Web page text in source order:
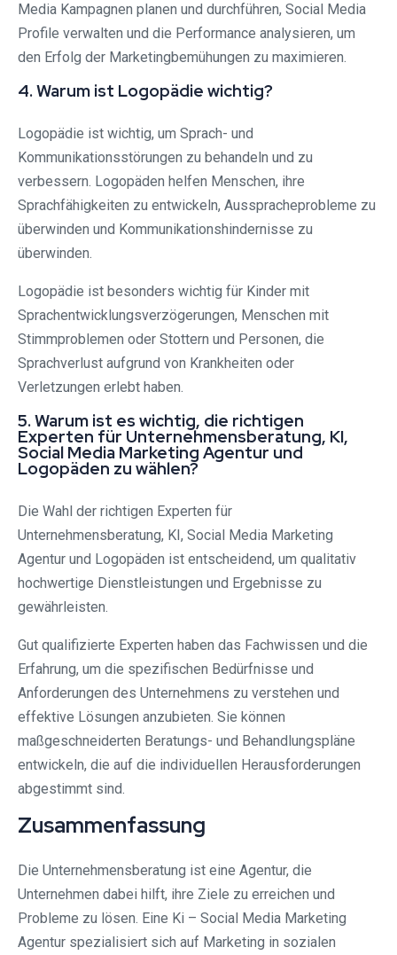
Media Kampagnen planen und durchführen, Social Media
Profile verwalten und die Performance analysieren, um
den Erfolg der Marketingbemühungen zu maximieren.
4. Warum ist Logopädie wichtig?
Logopädie ist wichtig, um Sprach- und
Kommunikationsstörungen zu behandeln und zu
verbessern. Logopäden helfen Menschen, ihre
Sprachfähigkeiten zu entwickeln, Ausspracheprobleme zu
überwinden und Kommunikationshindernisse zu
überwinden.
Logopädie ist besonders wichtig für Kinder mit
Sprachentwicklungsverzögerungen, Menschen mit
Stimmproblemen oder Stottern und Personen, die
Sprachverlust aufgrund von Krankheiten oder
Verletzungen erlebt haben.
5. Warum ist es wichtig, die richtigen
Experten für Unternehmensberatung, KI,
Social Media Marketing Agentur und
Logopäden zu wählen?
Die Wahl der richtigen Experten für
Unternehmensberatung, KI, Social Media Marketing
Agentur und Logopäden ist entscheidend, um qualitativ
hochwertige Dienstleistungen und Ergebnisse zu
gewährleisten.
Gut qualifizierte Experten haben das Fachwissen und die
Erfahrung, um die spezifischen Bedürfnisse und
Anforderungen des Unternehmens zu verstehen und
effektive Lösungen anzubieten. Sie können
maßgeschneiderten Beratungs- und Behandlungspläne
entwickeln, die auf die individuellen Herausforderungen
abgestimmt sind.
Zusammenfassung
Die Unternehmensberatung ist eine Agentur, die
Unternehmen dabei hilft, ihre Ziele zu erreichen und
Probleme zu lösen. Eine Ki – Social Media Marketing
Agentur spezialisiert sich auf Marketing in sozialen